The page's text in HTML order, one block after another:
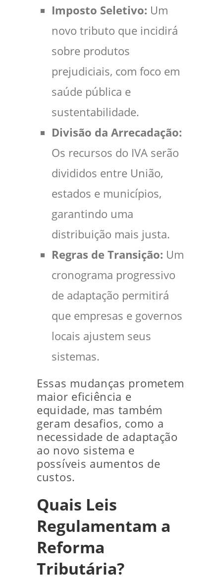
Imposto Seletivo: Um
novo tributo que incidirá
sobre produtos
prejudiciais, com foco em
saúde pública e
sustentabilidade.
Divisão da Arrecadação:
Os recursos do IVA serão
divididos entre União,
estados e municípios,
garantindo uma
distribuição mais justa.
Regras de Transição: Um
cronograma progressivo
de adaptação permitirá
que empresas e governos
locais ajustem seus
sistemas.
Essas mudanças prometem
maior eficiência e
equidade, mas também
geram desafios, como a
necessidade de adaptação
ao novo sistema e
possíveis aumentos de
custos.
Quais Leis
Regulamentam a
Reforma
Tributária?